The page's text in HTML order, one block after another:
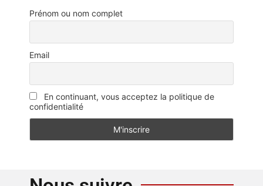
Prénom ou nom complet
Email
En continuant, vous acceptez la politique de
confidentialité